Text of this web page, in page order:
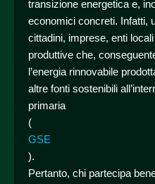
transizione energetica e,
economici concreti. Infatti,
cittadini, imprese, enti
produttive che,
l’energia rinnovabile
altre fonti sostenibili
primaria
(
GSE
).
Pertanto, chi partecipa